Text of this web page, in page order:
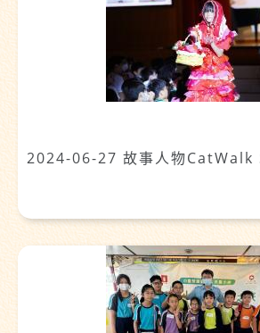
2024-06-27 故事人物CatWalk